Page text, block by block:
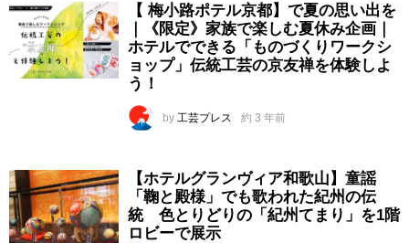
【 梅小路ポテル京都】で夏の思い出を
｜《限定》家族で楽しむ夏休み企画｜
ホテルでできる「ものづくりワークシ
ョップ」伝統工芸の京友禅を体験しよ
う！
by 工芸プレス 約 3 年前
【ホテルグランヴィア和歌山】童謡
「鞠と殿様」でも歌われた紀州の伝
統 色とりどりの「紀州てまり」を1階
ロビーで展示